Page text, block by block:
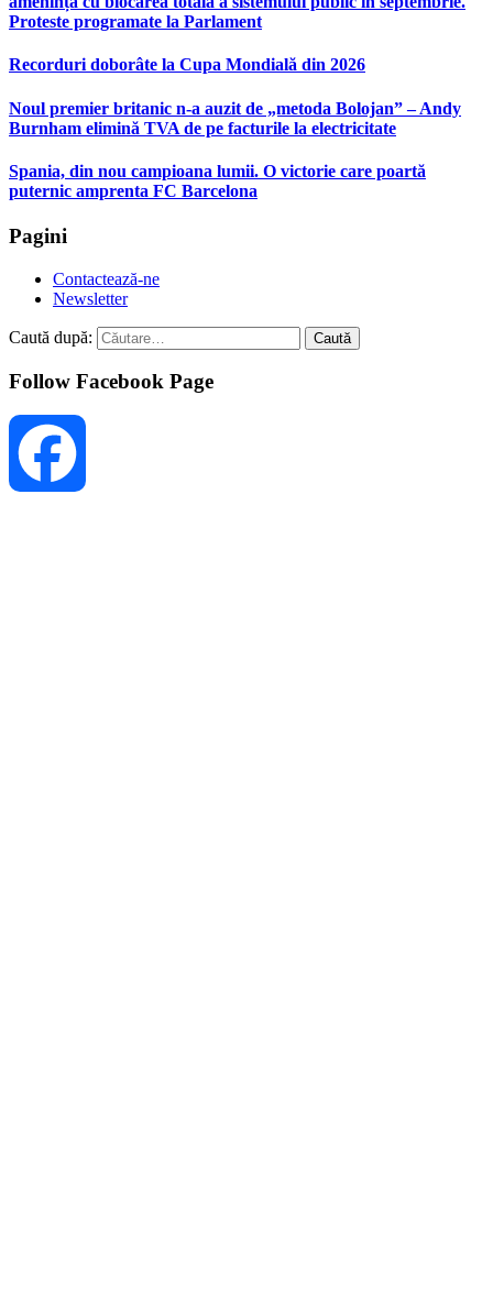
Proteste programate la Parlament
Recorduri doborâte la Cupa Mondială din 2026
Noul premier britanic n-a auzit de „metoda Bolojan” – Andy
Burnham elimină TVA de pe facturile la electricitate
Spania, din nou campioana lumii. O victorie care poartă
puternic amprenta FC Barcelona
Pagini
Contactează-ne
Newsletter
Caută după:
Follow Facebook Page